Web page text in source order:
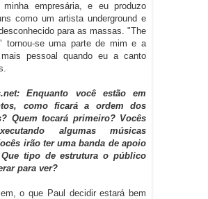
empresária, e eu produzo
como um artista underground e
para as massas. "The
tornou-se uma parte de mim e a
pessoal quando eu a canto
Enquanto você estão em
como ficará a ordem dos
Quem tocará primeiro? Vocês
algumas músicas
irão ter uma banda de apoio
tipo de estrutura o público
para ver?
o que Paul decidir estará bem